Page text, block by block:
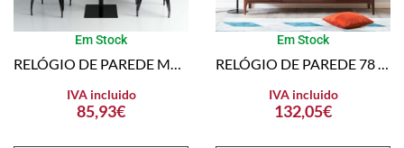
Em Stock
85,93€
IVA incluido
Em Stock
132,05€
IVA incluido